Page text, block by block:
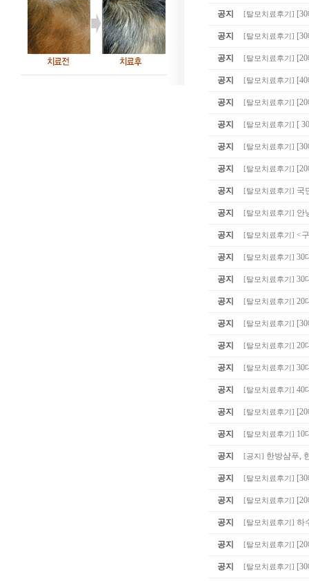
공지 [탈모치료후기 ]
공지 [탈모치료후기 ]
공지 [탈모치료후기 ]
공지 [탈모치료후기 ]
공지 [탈모치료후기 ]
공지 [탈모치료후기 ] [
공지 [탈모치료후기 ]
공지 [탈모치료후기 ]
공지 [탈모치료후기 ] 국
공지 [탈모치료후기 ] 안
공지 [탈모치료후기 ] <
공지 [탈모치료후기 ] 30
공지 [탈모치료후기 ] 30
공지 [탈모치료후기 ] 20
공지 [탈모치료후기 ]
공지 [탈모치료후기 ] 20
공지 [탈모치료후기 ] 30
공지 [탈모치료후기 ] 40
공지 [탈모치료후기 ]
공지 [탈모치료후기 ] 10
공지 [공지 ] 한방샴푸,
공지 [탈모치료후기 ]
공지 [탈모치료후기 ]
공지 [탈모치료후기 ] 하
공지 [탈모치료후기 ]
공지 [탈모치료후기 ]